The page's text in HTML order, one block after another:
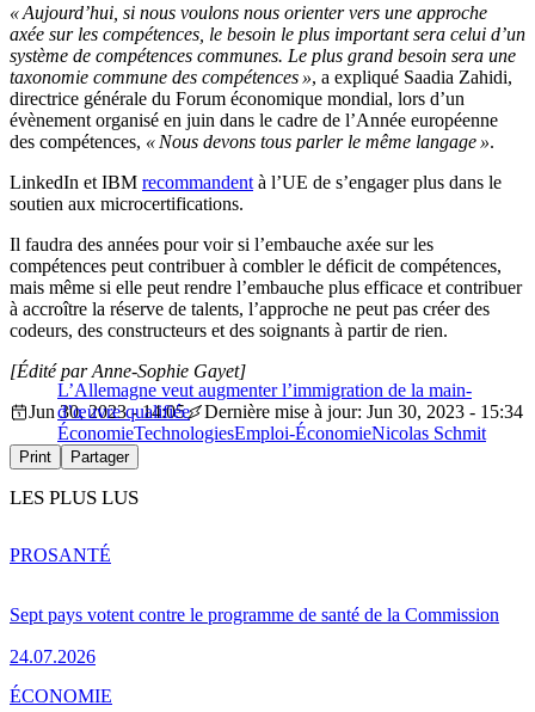
« Aujourd’hui, si nous voulons nous orienter vers une approche
axée sur les compétences, le besoin le plus important sera celui d’un
système de compétences communes. Le plus grand besoin sera une
taxonomie commune des compétences », a expliqué Saadia Zahidi,
directrice générale du Forum économique mondial, lors d’un
évènement organisé en juin dans le cadre de l’Année européenne
des compétences, « Nous devons tous parler le même langage ».
LinkedIn et IBM recommandent à l’UE de s’engager plus dans le
soutien aux microcertifications.
Il faudra des années pour voir si l’embauche axée sur les
compétences peut contribuer à combler le déficit de compétences,
mais même si elle peut rendre l’embauche plus efficace et contribuer
à accroître la réserve de talents, l’approche ne peut pas créer des
codeurs, des constructeurs et des soignants à partir de rien.
L’Allemagne veut augmenter l’immigration de la main-
d’œuvre qualifiée
[Édité par Anne-Sophie Gayet]
Jun 30, 2023 - 14:05
Dernière mise à jour: Jun 30, 2023 - 15:34
ÉconomieTechnologiesEmploi-ÉconomieNicolas Schmit
Print Partager
LES PLUS LUS
Sept pays votent contre le programme de santé de la Commission
24.07.2026
PROSANTÉ
ÉCONOMIE